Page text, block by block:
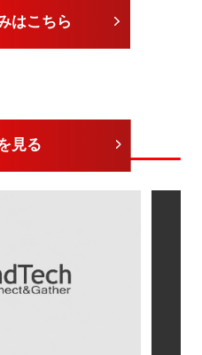
はこちら
ー
見る